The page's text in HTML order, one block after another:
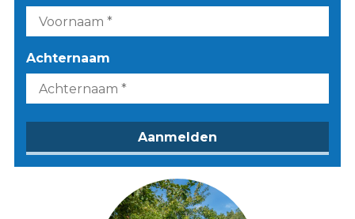
Achternaam